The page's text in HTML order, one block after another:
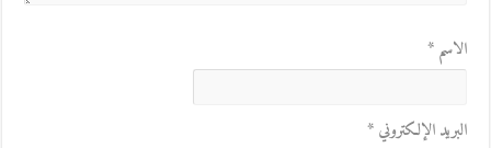
الاسم*
البريد الإلكتروني*